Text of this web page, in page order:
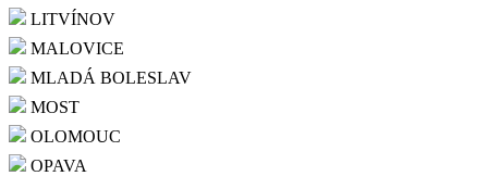
LITVÍNOV
MALOVICE
MLADÁ BOLESLAV
MOST
OLOMOUC
OPAVA